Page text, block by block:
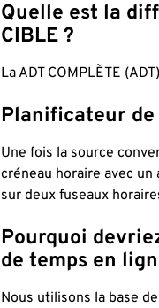
Quelle est la
CIBLE ?
La ADT COMPLÈTE
Planificateur de
Une fois la source
créneau horaire avec
sur deux fuseaux
Pourquoi
de temps en
Nous utilisons la base